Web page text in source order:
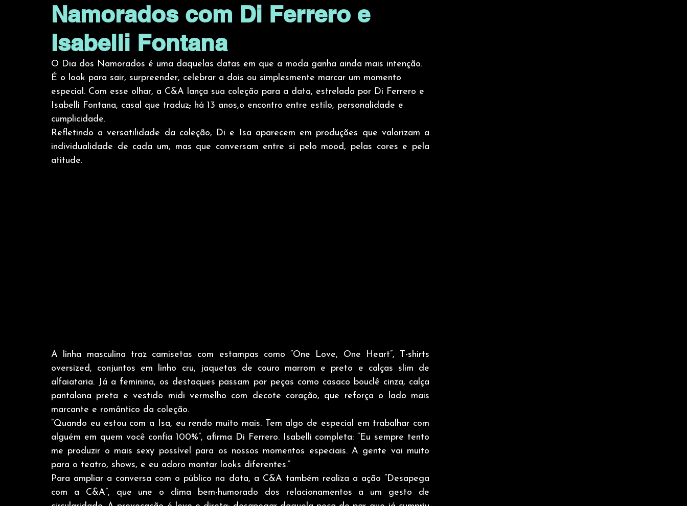
Namorados com Di Ferrero e
Isabelli Fontana
O Dia dos Namorados é uma daquelas datas em que a moda ganha ainda mais intenção.
É o look para sair, surpreender, celebrar a dois ou simplesmente marcar um momento
especial. Com esse olhar, a C&A lança sua coleção para a data, estrelada por Di Ferrero e
Isabelli Fontana, casal que traduz, há 13 anos,o encontro entre estilo, personalidade e
cumplicidade.
Refletindo a versatilidade da coleção, Di e Isa aparecem em produções que valorizam a
individualidade de cada um, mas que conversam entre si pelo mood, pelas cores e pela
atitude.
A linha masculina traz camisetas com estampas como “One Love, One Heart”, T-shirts
oversized, conjuntos em linho cru, jaquetas de couro marrom e preto e calças slim de
alfaiataria. Já a feminina, os destaques passam por peças como casaco bouclê cinza, calça
pantalona preta e vestido midi vermelho com decote coração, que reforça o lado mais
marcante e romântico da coleção.
“Quando eu estou com a Isa, eu rendo muito mais. Tem algo de especial em trabalhar com
alguém em quem você confia 100%”, afirma Di Ferrero. Isabelli completa: “Eu sempre tento
me produzir o mais sexy possível para os nossos momentos especiais. A gente vai muito
para o teatro, shows, e eu adoro montar looks diferentes.”
Para ampliar a conversa com o público na data, a C&A também realiza a ação “Desapega
com a C&A”, que une o clima bem-humorado dos relacionamentos a um gesto de